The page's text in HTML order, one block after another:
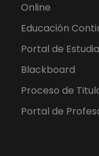
Online
Educación
Portal de
Blackboard
Proceso de
Portal de